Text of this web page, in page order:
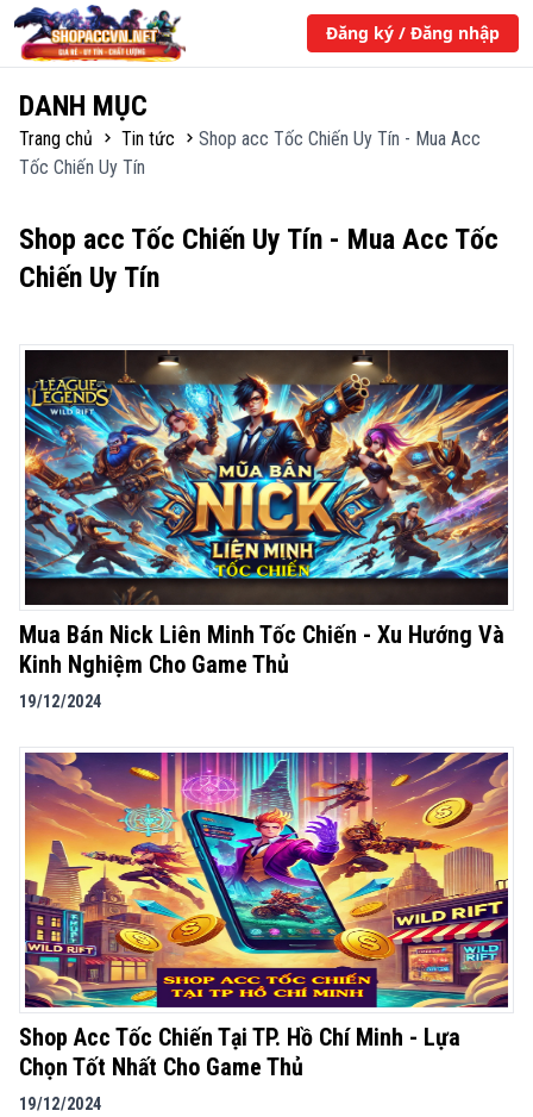
Đăng ký / Đăng nhập
DANH MỤC
Trang chủ Tin tức
Shop acc Tốc Chiến Uy Tín - Mua Acc
Tốc Chiến Uy Tín
Shop acc Tốc Chiến Uy Tín - Mua Acc Tốc
Chiến Uy Tín
Mua Bán Nick Liên Minh Tốc Chiến - Xu Hướng Và
Kinh Nghiệm Cho Game Thủ
19/12/2024
Shop Acc Tốc Chiến Tại TP. Hồ Chí Minh - Lựa
Chọn Tốt Nhất Cho Game Thủ
19/12/2024